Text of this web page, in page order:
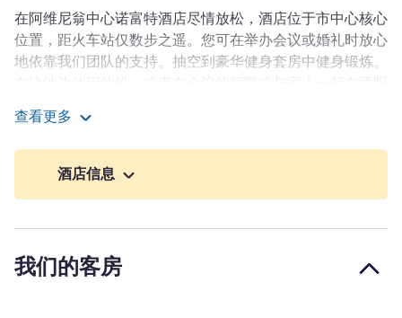
描述
在阿维尼翁中心诺富特酒店尽情放松，酒店位于市中心核心
位置，距火车站仅数步之遥。您可在举办会议或婚礼时放心
地依靠我们团队的支持。抽空到豪华健身套房中健身锻炼。
气息的地方或体验水疗护理，好好犒劳一下自己。
无论您来普罗旺斯出差还是度假，探索阿维尼翁都是完美的
选择，它以教皇之城著称，拥有悠久的历史以及浓厚的文化
店地理位置优越，方便前往市中心和周边地区。
查看更多
酒店信息
我们的客房